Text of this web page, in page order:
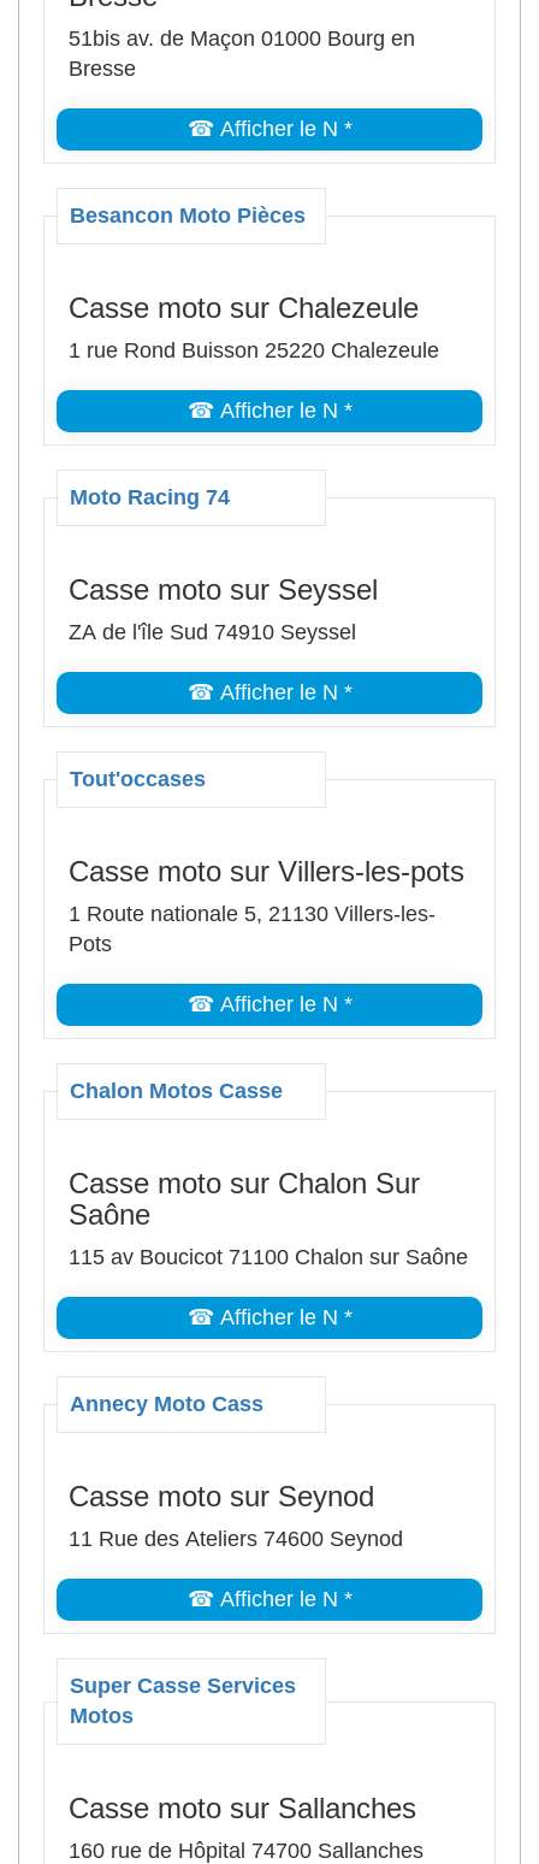
51bis av. de Maçon 01000 Bourg en
Bresse
☎ Afficher le N *
Besancon Moto Pièces
Casse moto sur Chalezeule
1 rue Rond Buisson 25220 Chalezeule
☎ Afficher le N *
Moto Racing 74
Casse moto sur Seyssel
ZA de l'île Sud 74910 Seyssel
☎ Afficher le N *
Tout'occases
Casse moto sur Villers-les-pots
1 Route nationale 5, 21130 Villers-les-
Pots
☎ Afficher le N *
Chalon Motos Casse
Casse moto sur Chalon Sur
Saône
115 av Boucicot 71100 Chalon sur Saône
☎ Afficher le N *
Annecy Moto Cass
Casse moto sur Seynod
11 Rue des Ateliers 74600 Seynod
☎ Afficher le N *
Super Casse Services
Motos
Casse moto sur Sallanches
160 rue de Hôpital 74700 Sallanches